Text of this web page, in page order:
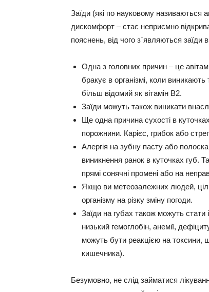
Заїди (які по науковому називаються
дискомфорт – стає неприємно
пояснень, від чого з`являються заїди
Одна з головних причин – це
бракує в організмі, коли
більш відомий як вітамін В2.
Заїди можуть також виникати
Ще одна причина сухості в
порожнини. Карієс, грибок або
Алергія на зубну пасту або
виникнення ранок в куточках губ.
прямі сонячні промені або на
Якщо ви метеозалежних людей,
організму на різку зміну погоди.
Заїди на губах також можуть стати
низький гемоглобін, анемії,
можуть бути реакцією на токсини,
кишечника).
Безумовно, не слід займатися